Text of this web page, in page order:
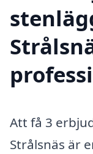
Att få 3
Strålsnäs är